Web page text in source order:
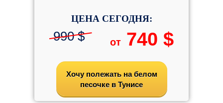
ЦЕНА СЕГОДНЯ:
990 $ от 740 $
Хочу полежать на белом
песочке в Тунисе